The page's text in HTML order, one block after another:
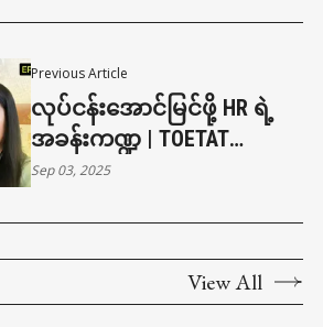
Previous Article
လုပ်ငန်းအောင်မြင်ဖို့ HR ရဲ့
အခန်းကဏ္ဍ | TOETAT
PODCAST EPISODE 57
Sep 03, 2025
View All